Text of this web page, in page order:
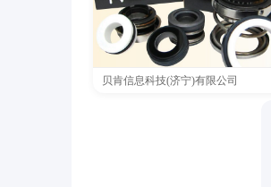
贝肯信息科技(济宁)有限公司